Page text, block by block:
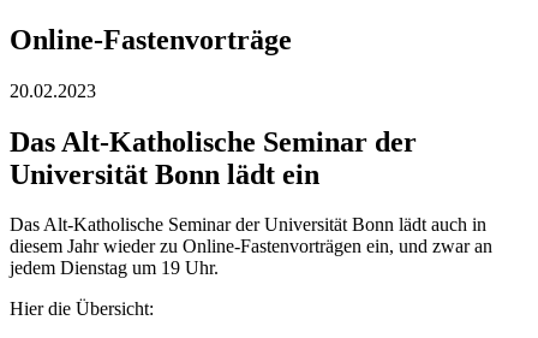
Online-Fastenvorträge
20.02.2023
Das Alt-Katholische Seminar der
Universität Bonn lädt ein
Das Alt-Katholische Seminar der Universität Bonn lädt auch in
diesem Jahr wieder zu Online-Fastenvorträgen ein, und zwar an
jedem Dienstag um 19 Uhr.
Hier die Übersicht: